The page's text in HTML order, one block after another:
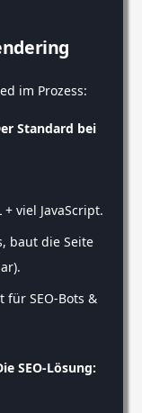
im Prozess:
Standard bei
viel JavaScript.
baut die Seite
SEO-Bots &
SEO-Lösung: